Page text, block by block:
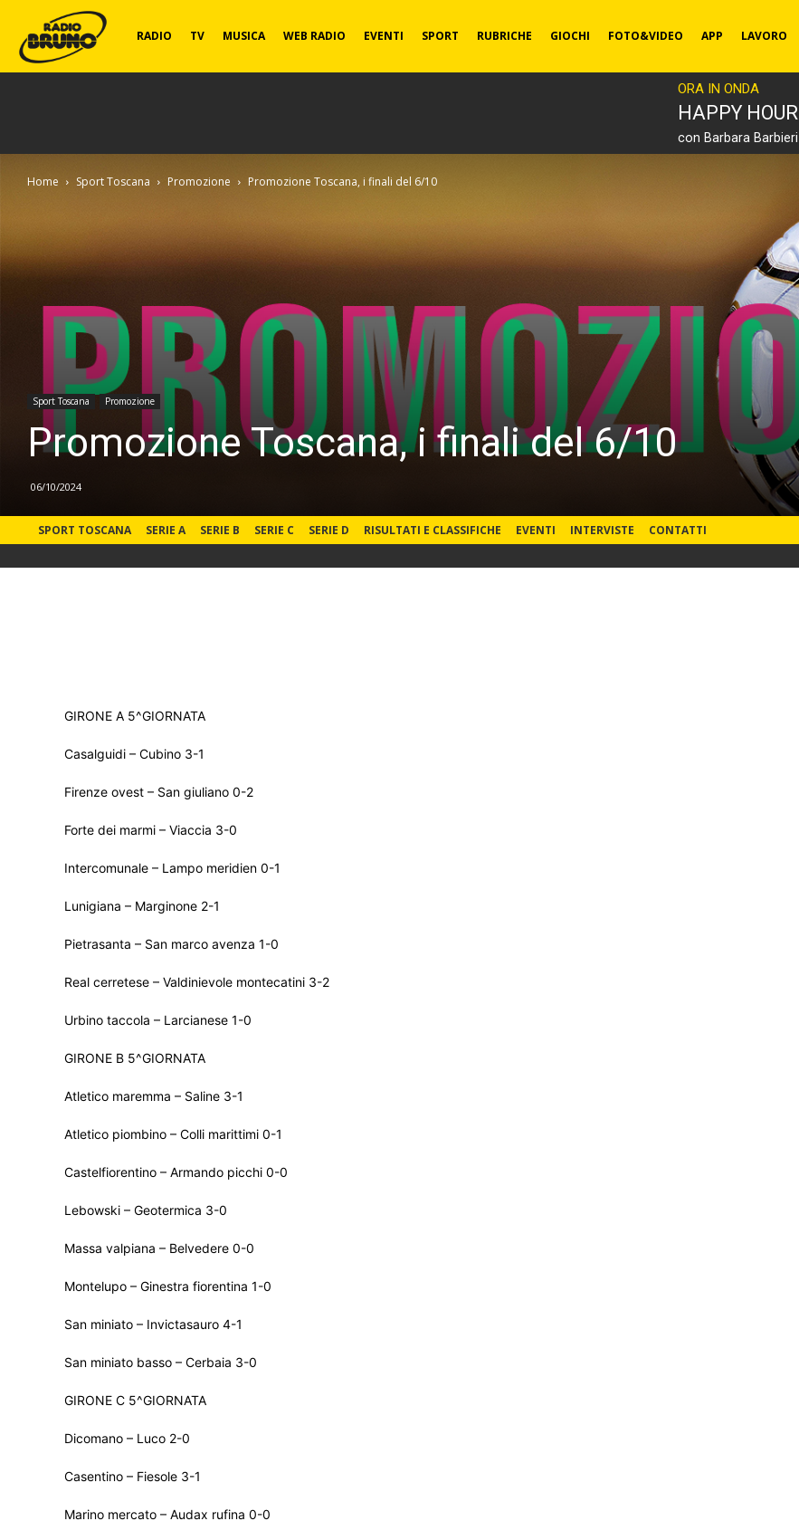
Radio
RADIO TV MUSICA WEB RADIO EVENTI SPORT RUBRICHE GIOCHI FOTO&VIDEO APP LAVORO
ORA IN ONDA
HAPPY HOUR
con Barbara Barbieri
Home Sport Toscana Promozione Promozione Toscana, i finali del 6/10
Sport Toscana Promozione
Promozione Toscana, i finali del 6/10
06/10/2024
SPORT TOSCANA SERIE A SERIE B SERIE C SERIE D RISULTATI E CLASSIFICHE EVENTI INTERVISTE CONTATTI
GIRONE A 5^GIORNATA
Casalguidi – Cubino 3-1
Firenze ovest – San giuliano 0-2
Forte dei marmi – Viaccia 3-0
Intercomunale – Lampo meridien 0-1
Lunigiana – Marginone 2-1
Pietrasanta – San marco avenza 1-0
Real cerretese – Valdinievole montecatini 3-2
Urbino taccola – Larcianese 1-0
GIRONE B 5^GIORNATA
Atletico maremma – Saline 3-1
Atletico piombino – Colli marittimi 0-1
Castelfiorentino – Armando picchi 0-0
Lebowski – Geotermica 3-0
Massa valpiana – Belvedere 0-0
Montelupo – Ginestra fiorentina 1-0
San miniato – Invictasauro 4-1
San miniato basso – Cerbaia 3-0
GIRONE C 5^GIORNATA
Dicomano – Luco 2-0
Casentino – Fiesole 3-1
Marino mercato – Audax rufina 0-0